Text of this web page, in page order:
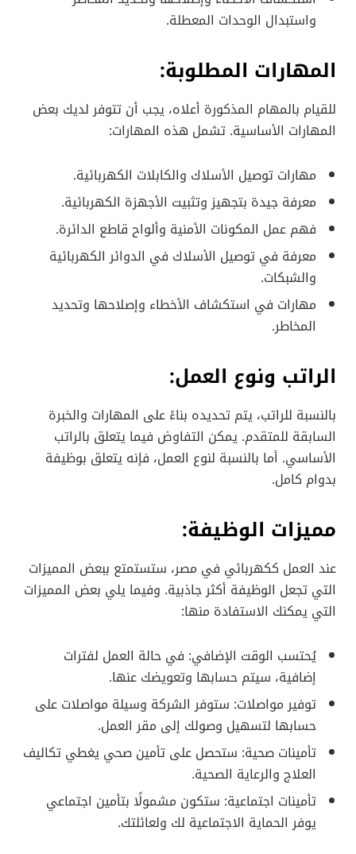
واستبدال الوحدات المعطلة.
المهارات المطلوبة:
للقيام بالمهام المذكورة أعلاه، يجب أن تتوفر لديك بعض
المهارات الأساسية. تشمل هذه المهارات:
مهارات توصيل الأسلاك والكابلات الكهربائية.
معرفة جيدة بتجهيز وتثبيت الأجهزة الكهربائية.
فهم عمل المكونات الأمنية وألواح قاطع الدائرة.
معرفة في توصيل الأسلاك في الدوائر الكهربائية
والشبكات.
مهارات في استكشاف الأخطاء وإصلاحها وتحديد
المخاطر.
الراتب ونوع العمل:
بالنسبة للراتب، يتم تحديده بناءً على المهارات والخبرة
السابقة للمتقدم. يمكن التفاوض فيما يتعلق بالراتب
الأساسي. أما بالنسبة لنوع العمل، فإنه يتعلق بوظيفة
بدوام كامل.
مميزات الوظيفة:
عند العمل ككهربائي في مصر، ستستمتع ببعض المميزات
التي تجعل الوظيفة أكثر جاذبية. وفيما يلي بعض المميزات
التي يمكنك الاستفادة منها:
يُحتسب الوقت الإضافي: في حالة العمل لفترات
إضافية، سيتم حسابها وتعويضك عنها.
توفير مواصلات: ستوفر الشركة وسيلة مواصلات على
حسابها لتسهيل وصولك إلى مقر العمل.
تأمينات صحية: ستحصل على تأمين صحي يغطي تكاليف
العلاج والرعاية الصحية.
تأمينات اجتماعية: ستكون مشمولًا بتأمين اجتماعي
يوفر الحماية الاجتماعية لك ولعائلتك.